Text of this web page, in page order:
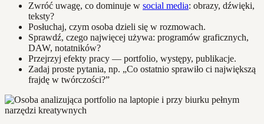
Zwróć uwagę, co dominuje w social media: obrazy, dźwięki,
teksty?
Posłuchaj, czym osoba dzieli się w rozmowach.
Sprawdź, czego najwięcej używa: programów graficznych,
DAW, notatników?
Przejrzyj efekty pracy — portfolio, występy, publikacje.
Zadaj proste pytania, np. „Co ostatnio sprawiło ci największą
frajdę w twórczości?”